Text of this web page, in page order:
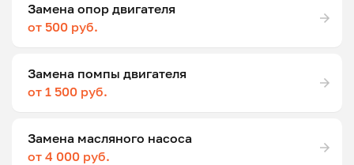
Замена опор двигателя
от 500 руб.
Замена помпы двигателя
от 1 500 руб.
Замена масляного насоса
от 4 000 руб.